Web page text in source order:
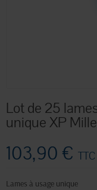
Lot de 25
unique XP
103,90 € TTC
Lames à usage unique